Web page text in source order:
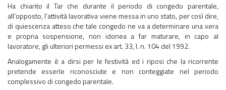
Ha chiarito il Tar che durante il periodo di congedo parentale,
all’opposto, l’attività lavorativa viene messa in uno stato, per così dire,
di quiescenza atteso che tale congedo ne va a determinare una vera
e propria sospensione, non idonea a far maturare, in capo al
lavoratore, gli ulteriori permessi ex art. 33, l. n. 104 del 1992.
Analogamente è a dirsi per le festività ed i riposi che la ricorrente
pretende esserle riconosciute e non conteggiate nel periodo
complessivo di congedo parentale.